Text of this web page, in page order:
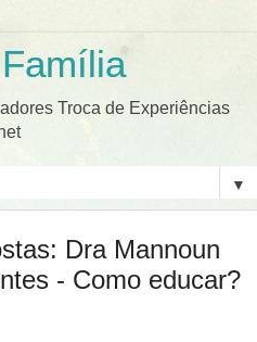
Troca de Experiências
▼
Dra Mannoun
- Como educar?